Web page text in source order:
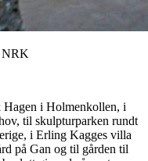
NRK
Hagen i Holmenkollen, i
til skulpturparken rundt
i Erling Kagges villa
på Gan og til gården til